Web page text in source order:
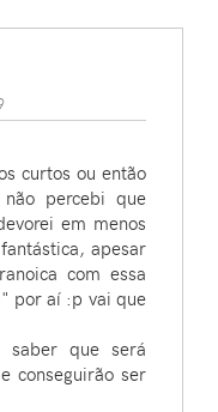
curtos ou então
percebi que
em menos
apesar
com essa
por aí :p vai que
saber que será
conseguirão ser